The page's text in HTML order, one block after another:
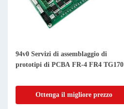
94v0 Servizi di assemblaggio di
prototipi di PCBA FR-4 FR4 TG170
Ottenga il migliore prezzo